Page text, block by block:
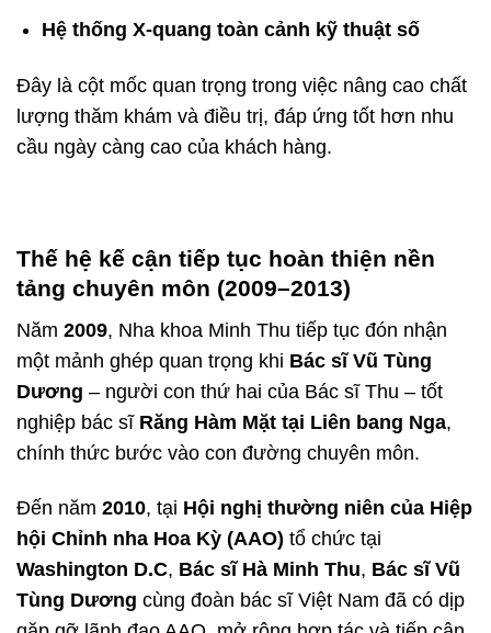
Hệ thống X-quang toàn cảnh kỹ thuật số
Đây là cột mốc quan trọng trong việc nâng cao chất
lượng thăm khám và điều trị, đáp ứng tốt hơn nhu
cầu ngày càng cao của khách hàng.
Thế hệ kế cận tiếp tục hoàn thiện nền
tảng chuyên môn (2009–2013)
Năm 2009, Nha khoa Minh Thu tiếp tục đón nhận
một mảnh ghép quan trọng khi Bác sĩ Vũ Tùng
Dương – người con thứ hai của Bác sĩ Thu – tốt
nghiệp bác sĩ Răng Hàm Mặt tại Liên bang Nga,
chính thức bước vào con đường chuyên môn.
Đến năm 2010, tại Hội nghị thường niên của Hiệp
hội Chỉnh nha Hoa Kỳ (AAO) tổ chức tại
Washington D.C, Bác sĩ Hà Minh Thu, Bác sĩ Vũ
Tùng Dương cùng đoàn bác sĩ Việt Nam đã có dịp